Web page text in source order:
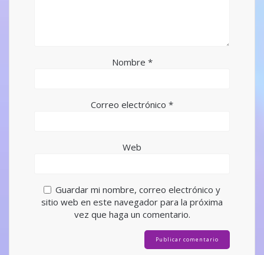
Nombre *
Correo electrónico *
Web
Guardar mi nombre, correo electrónico y
sitio web en este navegador para la próxima
vez que haga un comentario.